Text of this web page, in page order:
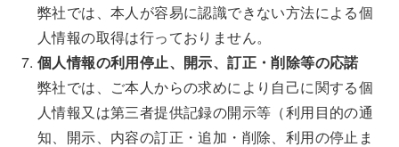
弊社では、本人が容易に認識できない方法による個
人情報の取得は行っておりません。
個人情報の利用停止、開示、訂正・削除等の応諾
弊社では、ご本人からの求めにより自己に関する個
人情報又は第三者提供記録の開示等（利用目的の通
知、開示、内容の訂正・追加・削除、利用の停止ま